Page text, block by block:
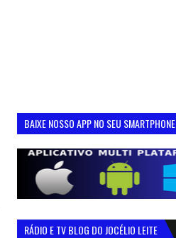
BAIXE NOSSO APP NO SEU SMARTPHONE
RÁDIO E TV BLOG DO JOCÉLIO LEITE